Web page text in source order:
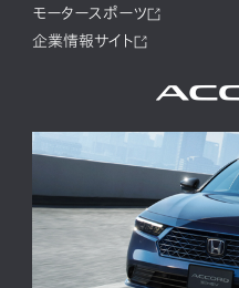
モータースポーツ
企業情報サイト